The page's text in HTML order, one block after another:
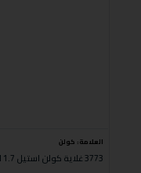
العلامة: كولن
3773 غلاية كولن استيل 1.7 لتر ازرق 2200 وات موديل 800102042